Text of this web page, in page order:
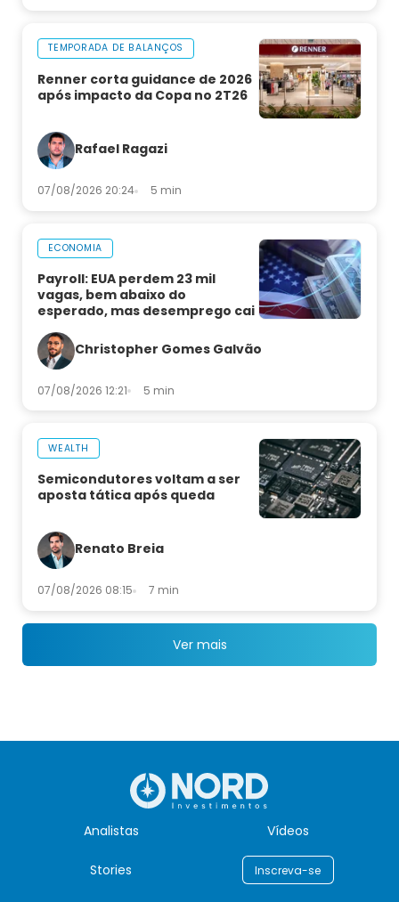
TEMPORADA DE BALANÇOS
Renner corta guidance de 2026
após impacto da Copa no 2T26
Rafael Ragazi
07/08/2026 20:24 5 min
ECONOMIA
Payroll: EUA perdem 23 mil
vagas, bem abaixo do
esperado, mas desemprego cai
Christopher Gomes Galvão
07/08/2026 12:21 5 min
WEALTH
Semicondutores voltam a ser
aposta tática após queda
Renato Breia
07/08/2026 08:15 7 min
Ver mais
Analistas Vídeos
Stories Inscreva-se